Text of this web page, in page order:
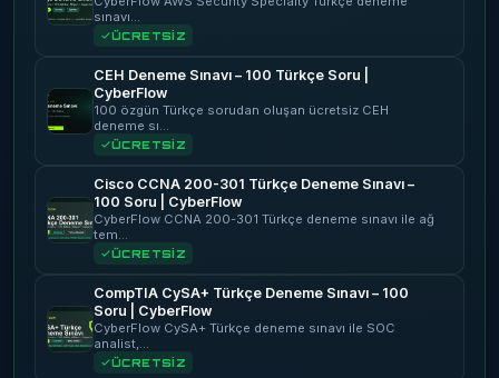
sınavı…
ÜCRETSİZ
CEH Deneme Sınavı – 100 Türkçe Soru |
CyberFlow
100 özgün Türkçe sorudan oluşan ücretsiz CEH
deneme sı…
ÜCRETSİZ
Cisco CCNA 200-301 Türkçe Deneme Sınavı –
100 Soru | CyberFlow
CyberFlow CCNA 200-301 Türkçe deneme sınavı ile ağ
tem…
ÜCRETSİZ
CompTIA CySA+ Türkçe Deneme Sınavı – 100
Soru | CyberFlow
CyberFlow CySA+ Türkçe deneme sınavı ile SOC
analist,…
ÜCRETSİZ